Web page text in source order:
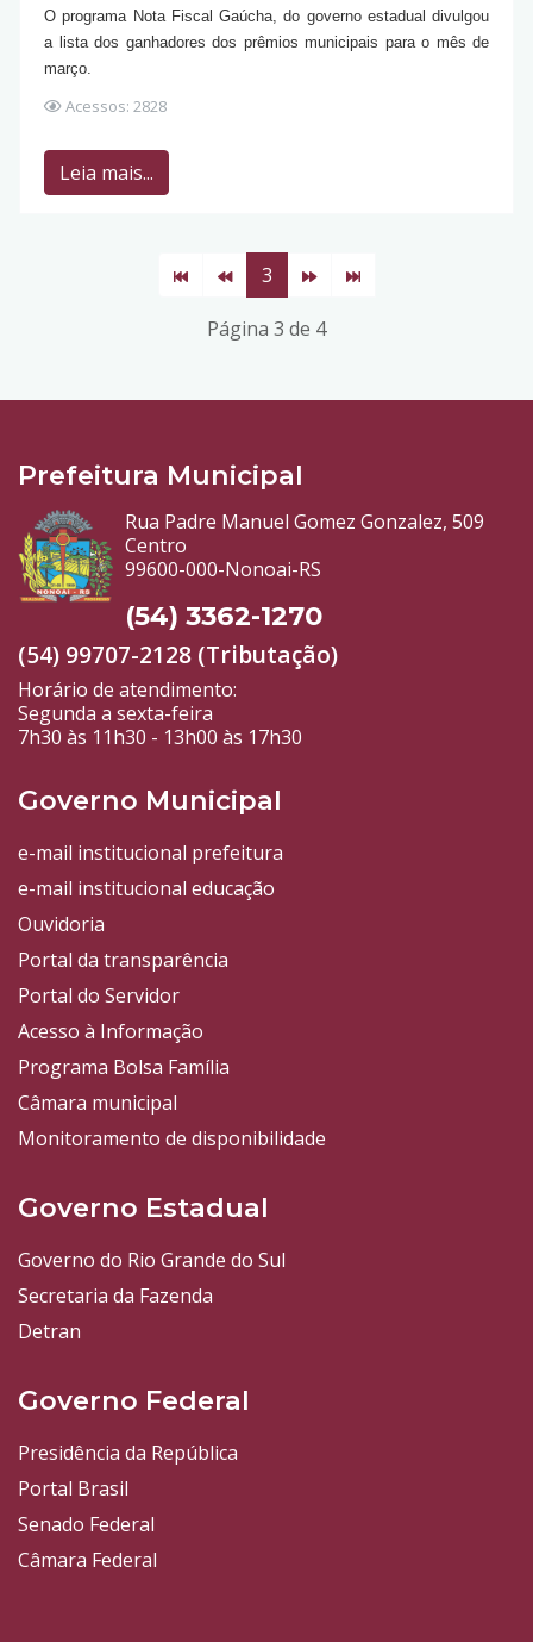
O programa Nota Fiscal Gaúcha, do governo estadual divulgou
a lista dos ganhadores dos prêmios municipais para o mês de
março.
Acessos: 2828
Leia mais...
3
Página 3 de 4
Prefeitura Municipal
Rua Padre Manuel Gomez Gonzalez, 509
Centro
99600-000-Nonoai-RS
(54) 3362-1270
(54) 99707-2128 (Tributação)
Horário de atendimento:
Segunda a sexta-feira
7h30 às 11h30 - 13h00 às 17h30
Governo Municipal
e-mail institucional prefeitura
e-mail institucional educação
Ouvidoria
Portal da transparência
Portal do Servidor
Acesso à Informação
Programa Bolsa Família
Câmara municipal
Monitoramento de disponibilidade
Governo Estadual
Governo do Rio Grande do Sul
Secretaria da Fazenda
Detran
Governo Federal
Presidência da República
Portal Brasil
Senado Federal
Câmara Federal